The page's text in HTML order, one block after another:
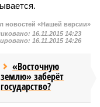
новостей «Нашей версии»
16.11.2015 14:23
16.11.2015 14:26
«Восточную
землю» заберёт
государство?